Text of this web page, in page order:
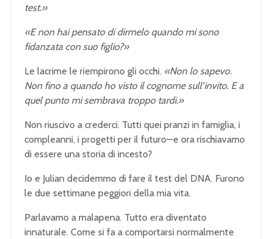
test.»
«E non hai pensato di dirmelo quando mi sono
fidanzata con suo figlio?»
Le lacrime le riempirono gli occhi. «Non lo sapevo.
Non fino a quando ho visto il cognome sull’invito. E a
quel punto mi sembrava troppo tardi.»
Non riuscivo a crederci. Tutti quei pranzi in famiglia, i
compleanni, i progetti per il futuro—e ora rischiavamo
di essere una storia di incesto?
Io e Julian decidemmo di fare il test del DNA. Furono
le due settimane peggiori della mia vita.
Parlavamo a malapena. Tutto era diventato
innaturale. Come si fa a comportarsi normalmente